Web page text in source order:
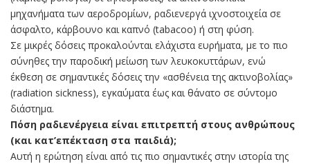
μηχανήματα των αεροδρομίων, ραδιενεργά ιχνοστοιχεία σε
άσφαλτο, κάρβουνο και καπνό (tabacoo) ή στη φύση.
Σε μικρές δόσεις προκαλούνται ελάχιστα ευρήματα, με το πιο
σύνηθες την παροδική μείωση των λευκοκυττάρων, ενώ
έκθεση σε σημαντικές δόσεις την «ασθένεια της ακτινοβολίας»
(radiation sickness), εγκαύματα έως και θάνατο σε σύντομο
διάστημα.
Πόση ραδιενέργεια είναι επιτρεπτή στους ανθρώπους
(και κατ’επέκταση στα παιδιά);
Αυτή η ερώτηση είναι από τις πιο σημαντικές στην ιστορία της